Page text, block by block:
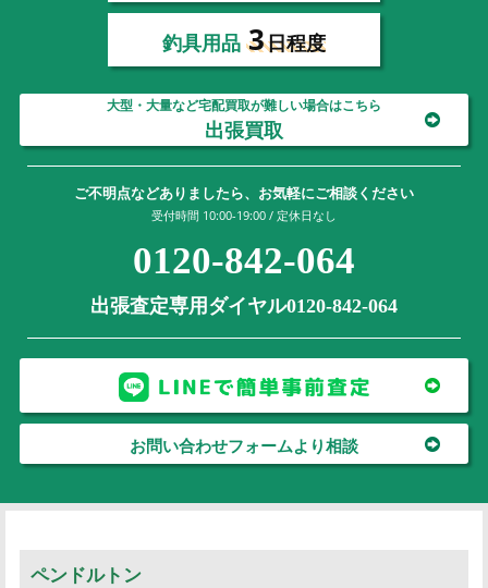
釣具用品 3日程度
大型・大量など宅配買取が難しい場合はこちら
出張買取
ご不明点などありましたら、お気軽にご相談ください
受付時間 10:00-19:00 / 定休日なし
0120-842-064
出張査定専用ダイヤル0120-842-064
お問い合わせフォームより相談
ペンドルトン